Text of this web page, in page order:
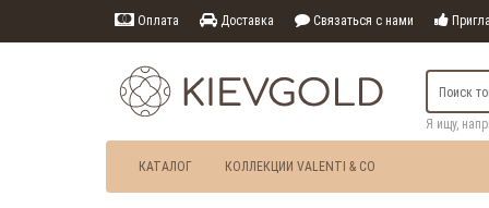
Оплата Доставка Связаться с нами
Я ищу,
КАТАЛОГ КОЛЛЕКЦИИ VALENTI & CO